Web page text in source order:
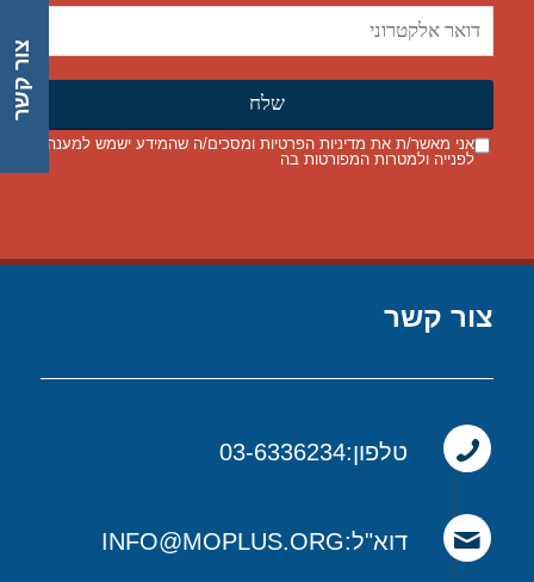
אני מאשר/ת את מדיניות הפרטיות ומסכים/ה שהמידע ישמש למענה
לפנייה ולמטרות המפורטות בה
צור קשר
טלפון:03-6336234
דוא"ל:INFO@MOPLUS.ORG
צור קשר